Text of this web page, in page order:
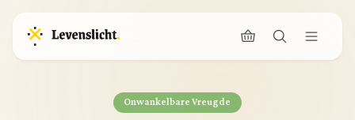
Onwankelbare Vreugde